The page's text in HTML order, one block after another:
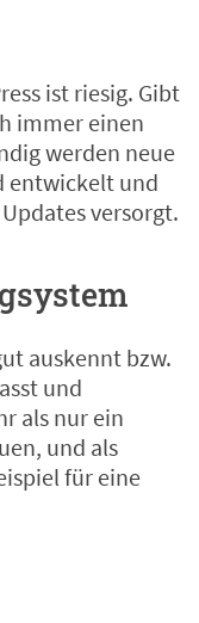
ist riesig. Gibt
immer einen
werden neue
entwickelt und
versorgt.
auskennt bzw.
und
als nur ein
und als
für eine